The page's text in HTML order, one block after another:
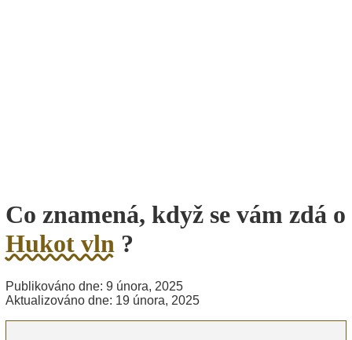
Co znamená, když se vám zdá o
Hukot vln ?
Publikováno dne: 9 února, 2025
Aktualizováno dne: 19 února, 2025